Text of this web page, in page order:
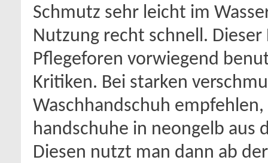
Schmutz sehr leicht im
Nutzung recht schnell.
Pflegeforen vorwiegend
Kritiken. Bei starken
Waschhandschuh
handschuhe in neongelb aus
Diesen nutzt man dann ab